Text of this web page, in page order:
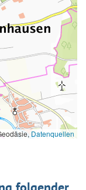
Datenquellen